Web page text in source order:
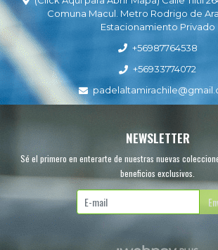
Comuna Macul. Metro Rodrigo de
Estacionamiento Privado
+56987764538
+56933774072
NEWSLETTER
Sé el primero en enterarte de nuestras nuevas
beneficios exclusivos.